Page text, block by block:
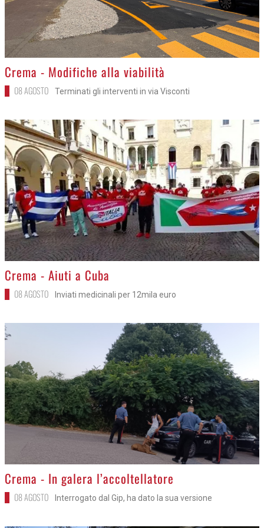
>
Crema - Modifiche alla viabilità
08 AGOSTO Terminati gli interventi in via Visconti
>
Crema - Aiuti a Cuba
08 AGOSTO Inviati medicinali per 12mila euro
>
Crema - In galera l’accoltellatore
08 AGOSTO Interrogato dal Gip, ha dato la sua versione